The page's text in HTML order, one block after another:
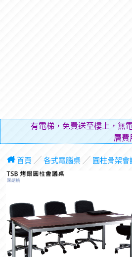
有電梯，免費送至樓上，無
層費用（
首頁 ╱ 各式電腦桌╱ 圓柱骨架會